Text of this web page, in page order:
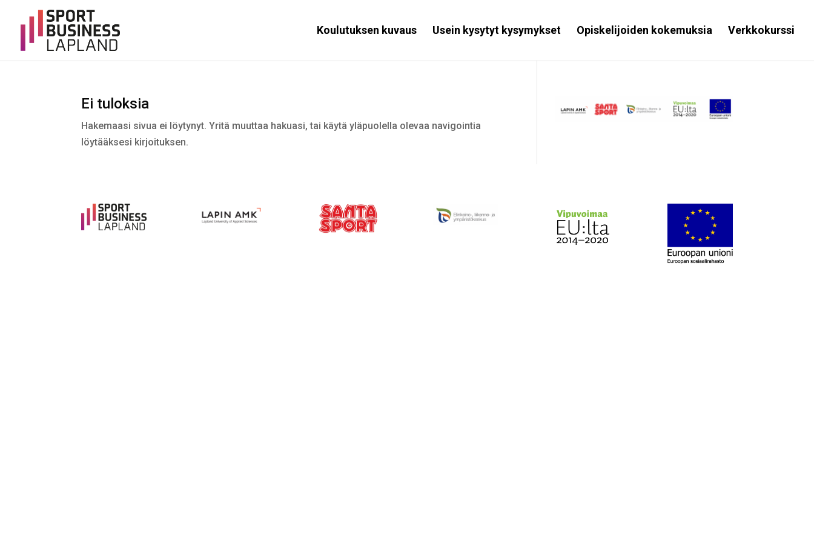
Koulutuksen kuvaus Usein kysytyt kysymykset Opiskelijoiden kokemuksia Verkkokurssi
Ei tuloksia
Hakemaasi sivua ei löytynyt. Yritä muuttaa hakuasi, tai käytä yläpuolella olevaa navigointia
löytääksesi kirjoituksen.